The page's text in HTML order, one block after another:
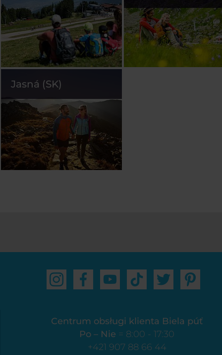
Jasná (SK)
Centrum obsługi klienta Biela púť
Po – Nie = 8:00 - 17:30
+421 907 88 66 44